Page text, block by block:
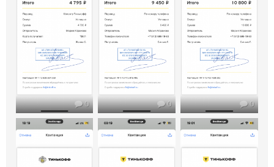
0 0 0